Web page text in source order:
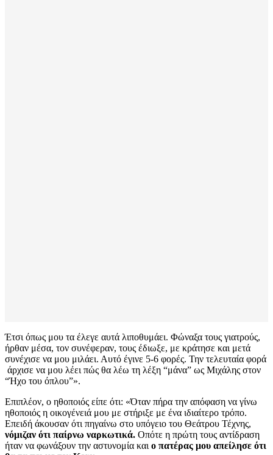
Έτσι όπως μου τα έλεγε αυτά λιποθυμάει. Φώναξα τους γιατρούς,
ήρθαν μέσα, τον συνέφεραν, τους έδιωξε, με κράτησε και μετά
συνέχισε να μου μιλάει. Αυτό έγινε 5-6 φορές. Την τελευταία φορά
άρχισε να μου λέει πώς θα λέω τη λέξη “μάνα” ως Μιχάλης στον
“Ήχο του όπλου”».
Επιπλέον, ο ηθοποιός είπε ότι: «Όταν πήρα την απόφαση να γίνω
ηθοποιός η οικογένειά μου με στήριξε με ένα ιδιαίτερο τρόπο.
Επειδή άκουσαν ότι πηγαίνω στο υπόγειο του Θεάτρου Τέχνης,
νόμιζαν ότι παίρνω ναρκωτικά. Οπότε η πρώτη τους αντίδραση
ήταν να φωνάξουν την αστυνομία και ο πατέρας μου απείλησε ότι